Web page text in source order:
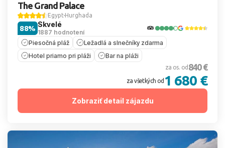
The Grand Palace
Egypt Hurghada
Skvelé
1887 hodnotení
88%
Piesočná pláž
Ležadlá a slnečníky zdarma
Hotel priamo pri pláži
Bar na pláži
za os. od 840 €
za všetkých od 1 680 €
Zobraziť detail zájazdu